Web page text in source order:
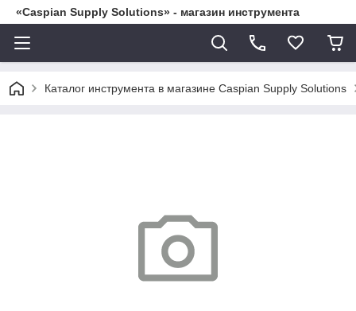
«Caspian Supply Solutions» - магазин инструмента
Каталог инструмента в магазине Caspian Supply Solutions